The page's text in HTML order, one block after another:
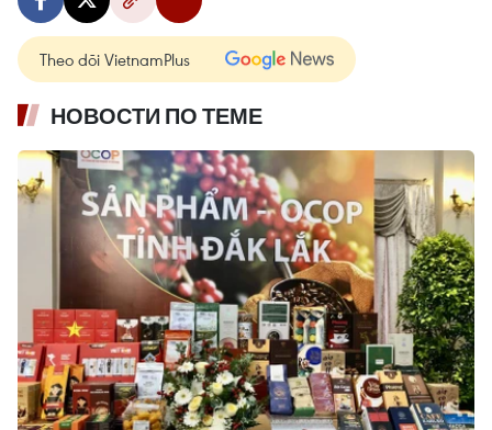
Theo dõi VietnamPlus
НОВОСТИ ПО ТЕМЕ